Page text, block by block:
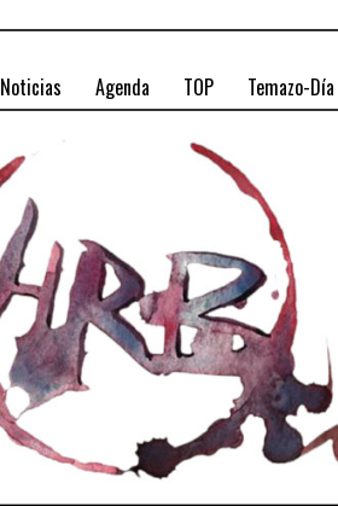
Noticias Agenda TOP Temazo-Día